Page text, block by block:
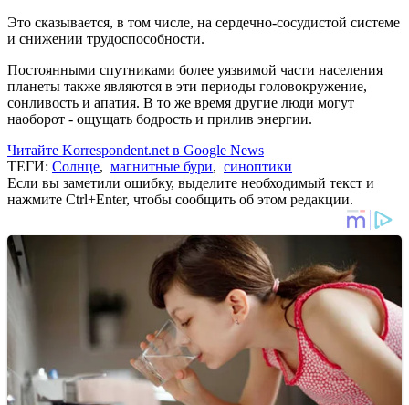
Это сказывается, в том числе, на сердечно-сосудистой системе
и снижении трудоспособности.
Постоянными спутниками более уязвимой части населения
планеты также являются в эти периоды головокружение,
сонливость и апатия. В то же время другие люди могут
наоборот - ощущать бодрость и прилив энергии.
Читайте Korrespondent.net в Google News
ТЕГИ: Солнце, магнитные бури, синоптики
Если вы заметили ошибку, выделите необходимый текст и
нажмите Ctrl+Enter, чтобы сообщить об этом редакции.